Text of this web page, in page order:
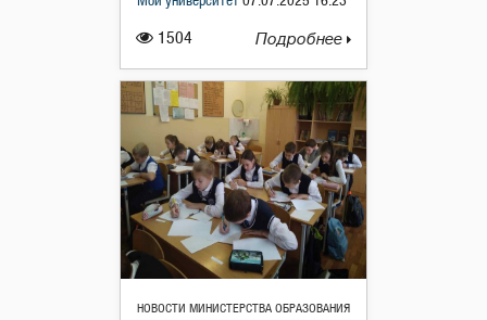
1504 Подробнее
НОВОСТИ МИНИСТЕРСТВА ОБРАЗОВАНИЯ